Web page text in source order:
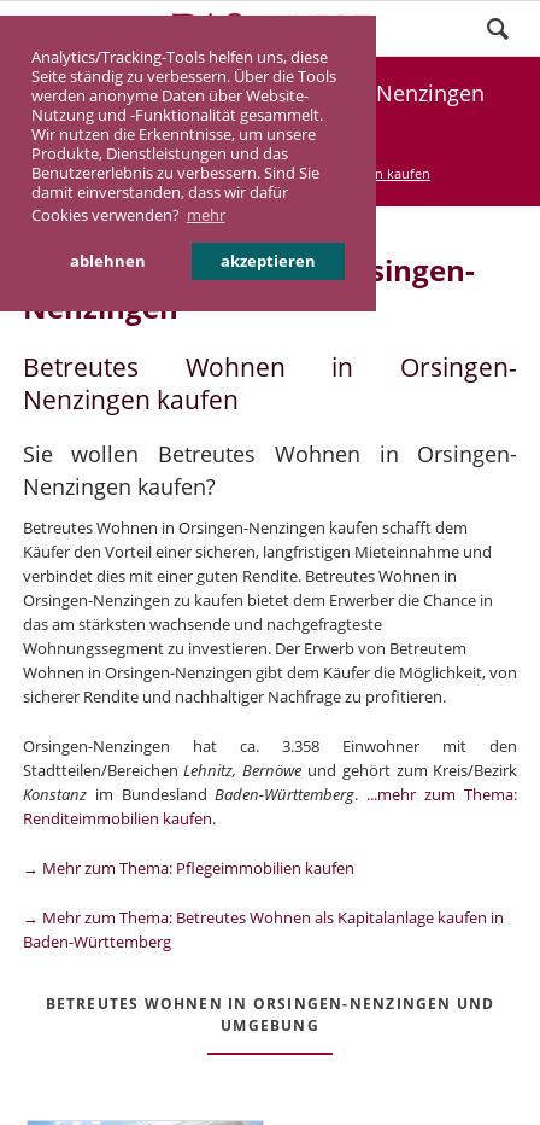
Analytics/Tracking-Tools helfen uns, diese
Seite ständig zu verbessern. Über die Tools
werden anonyme Daten über Website-
Nutzung und -Funktionalität gesammelt.
Wir nutzen die Erkenntnisse, um unsere
Produkte, Dienstleistungen und das
Benutzererlebnis zu verbessern. Sind Sie
damit einverstanden, dass wir dafür
Cookies verwenden? mehr
ablehnen akzeptieren
Betreutes Wohnen in Orsingen-Nenzingen
kaufen
DASINVEST Service Betreutes Wohnen kaufen
Betreutes Wohnen in Orsingen-
Nenzingen
Betreutes Wohnen in Orsingen-
Nenzingen kaufen
Sie wollen Betreutes Wohnen in Orsingen-
Nenzingen kaufen?
Betreutes Wohnen in Orsingen-Nenzingen kaufen schafft dem
Käufer den Vorteil einer sicheren, langfristigen Mieteinnahme und
verbindet dies mit einer guten Rendite. Betreutes Wohnen in
Orsingen-Nenzingen zu kaufen bietet dem Erwerber die Chance in
das am stärksten wachsende und nachgefragteste
Wohnungssegment zu investieren. Der Erwerb von Betreutem
Wohnen in Orsingen-Nenzingen gibt dem Käufer die Möglichkeit, von
sicherer Rendite und nachhaltiger Nachfrage zu profitieren.
Orsingen-Nenzingen hat ca. 3.358 Einwohner mit den
Stadtteilen/BereichenLehnitz, Bernöwe und gehört zum Kreis/Bezirk
Konstanzim BundeslandBaden-Württemberg. ...mehr zum Thema:
Renditeimmobilien kaufen.
→ Mehr zum Thema: Pflegeimmobilien kaufen
→ Mehr zum Thema: Betreutes Wohnen als Kapitalanlage kaufen in
Baden-Württemberg
BETREUTES WOHNEN IN ORSINGEN-NENZINGEN UND
UMGEBUNG